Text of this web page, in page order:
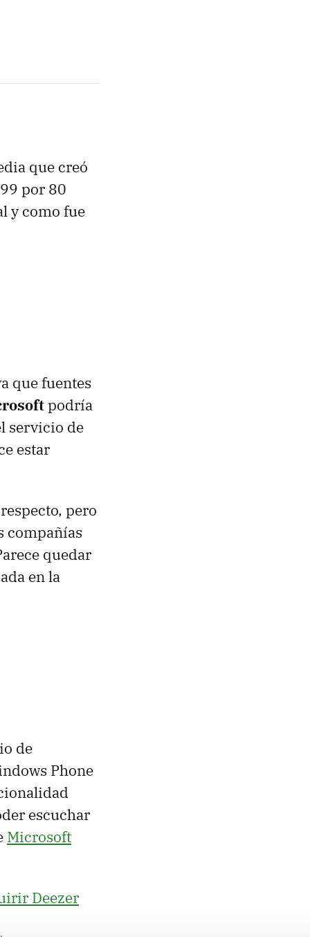
que creó
por 80
y como fue
que fuentes
podría
servicio de
estar
pero
compañías
quedar
en la
de
Phone
escuchar
Microsoft
Deezer